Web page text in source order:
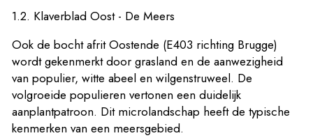
1.2. Klaverblad Oost - De Meers
Ook de bocht afrit Oostende (E403 richting Brugge)
wordt gekenmerkt door grasland en de aanwezigheid
van populier, witte abeel en wilgenstruweel. De
volgroeide populieren vertonen een duidelijk
aanplantpatroon. Dit microlandschap heeft de typische
kenmerken van een meersgebied.